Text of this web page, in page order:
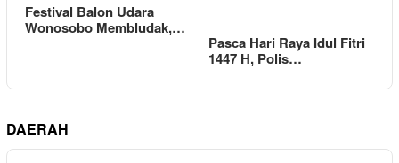
Festival Balon Udara
Wonosobo Membludak,…
Pasca Hari Raya Idul Fitri
1447 H, Polis…
DAERAH